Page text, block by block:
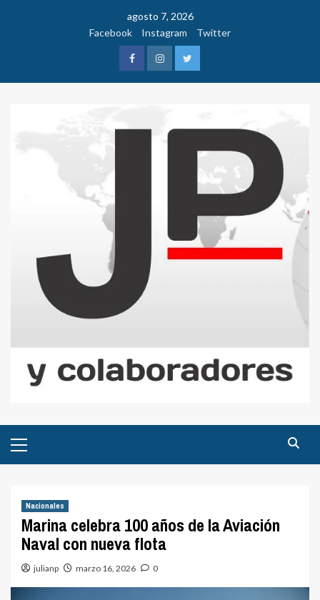
agosto 7, 2026
Facebook
Instagram Twitter
FacebookInstagramTwitter
principal
Nacionales
Marina celebra 100 años de la Aviación
Naval con nueva flota
julianp marzo 16, 2026 0